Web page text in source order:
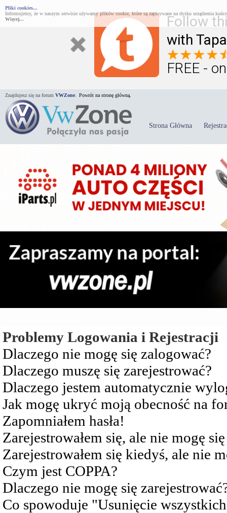
Follow
with
FREE -
Pliki cookies...
Informujemy, że w naszym serwisie używamy plików cookie, które są zapisywane na dysku urządzenia
Więcej...
Znajdujesz się na forum VWZone Powrót na stronę główną.
Strona Główna
Problemy Logowania i Rejestracji
Dlaczego nie mogę się zalogować?
Dlaczego muszę się zarejestrować?
Dlaczego jestem automatycznie
Jak mogę ukryć moją obecność na
Zapomniałem hasła!
Zarejestrowałem się, ale nie mogę
Zarejestrowałem się kiedyś, ale nie
Czym jest COPPA?
Dlaczego nie mogę się
Co spowoduje "Usunięcie